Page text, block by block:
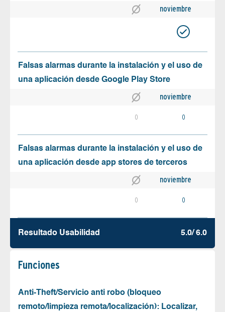
noviembre
Falsas alarmas durante la instalación y el uso de
una aplicación desde Google Play Store
noviembre
0 0
Falsas alarmas durante la instalación y el uso de
una aplicación desde app stores de terceros
noviembre
0 0
Resultado Usabilidad 5.0/ 6.0
Funciones
Anti-Theft/Servicio anti robo (bloqueo
remoto/limpieza remota/localización): Localizar,